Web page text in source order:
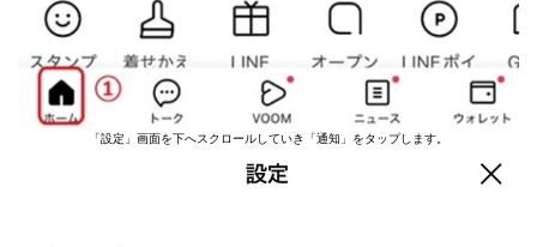
「設定」画面を下へスクロールしていき「通知」をタップします。